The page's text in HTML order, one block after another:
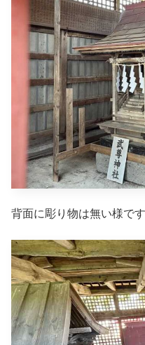
背面に彫り物は無い様です